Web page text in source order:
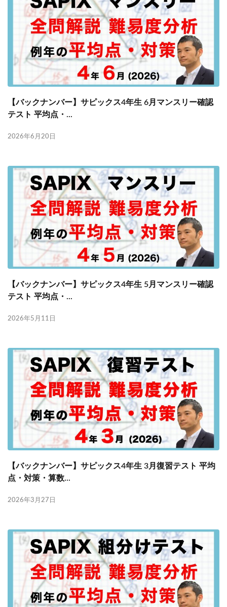
【バックナンバー】サピックス4年生 6月マンスリー確認
テスト 平均点・...
2026年6月20日
【バックナンバー】サピックス4年生 5月マンスリー確認
テスト 平均点・...
2026年5月11日
【バックナンバー】サピックス4年生 3月復習テスト 平均
点・対策・算数...
2026年3月27日